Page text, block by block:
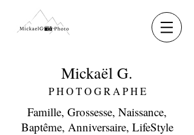
Mickaël G.
P H O T O G R A P H E
Famille, Grossesse, Naissance,
Baptême, Anniversaire, LifeStyle